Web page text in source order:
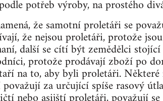
potřeb výroby, na prostého
že samotní proletáři se
že nejsou proletáři, protože
další se cítí být zemědělci
protože prodávají zboží po
na to, aby byli proletáři.
za určující spíše rasový